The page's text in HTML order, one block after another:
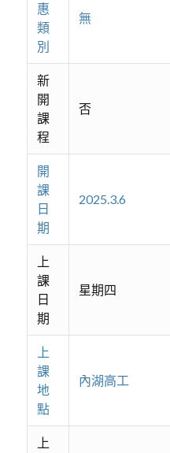
惠
類
別
無
新
開
課
程
否
開
課
日
期
2025.3.6
上
課
日
期
星期四
上
課
地
點
內湖高工
上